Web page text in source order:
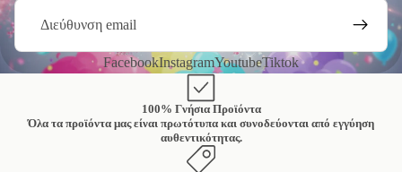
Email
FacebookInstagramYoutubeTiktok
100% Γνήσια Προϊόντα
Όλα τα προϊόντα μας είναι πρωτότυπα και συνοδεύονται από εγγύηση
αυθεντικότητας.